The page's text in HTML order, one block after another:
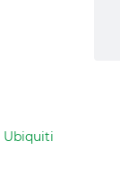
Ubiquiti